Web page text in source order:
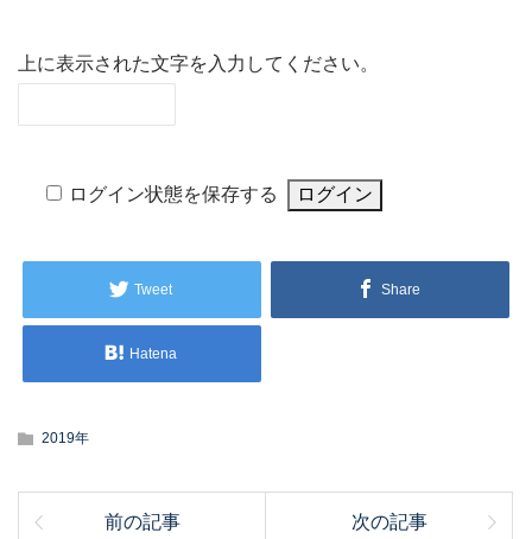
上に表示された文字を入力してください。
ログイン状態を保存する
Tweet Share
Hatena
2019年
前の記事 次の記事